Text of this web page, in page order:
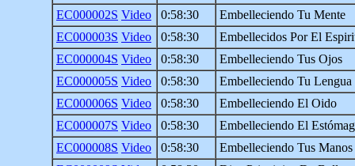
EC000002S Video 0:58:30
Embelleciendo Tu Mente
EC000003S Video 0:58:30
Embellecidos Por El
EC000004S Video 0:58:30
Embelleciendo Tus Ojos
EC000005S Video 0:58:30
Embelleciendo Tu Lengua
EC000006S Video 0:58:30
Embelleciendo El Oido
EC000007S Video 0:58:30
Embelleciendo El
EC000008S Video 0:58:30
Embelleciendo Tus Manos